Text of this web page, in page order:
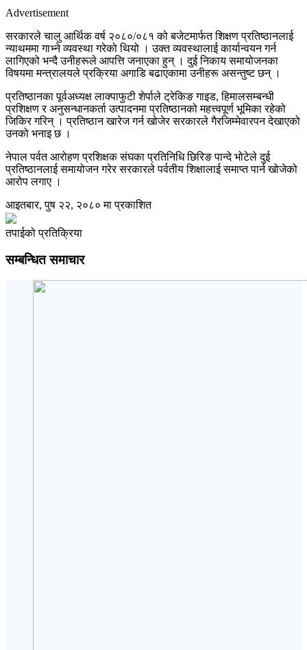
Advertisement
सरकारले चालु आर्थिक वर्ष २०८०/०८१ को बजेटमार्फत शिक्षण प्रतिष्ठानलाई
न्याथममा गाभ्ने व्यवस्था गरेको थियो । उक्त व्यवस्थालाई कार्यान्वयन गर्न
लागिएको भन्दै उनीहरूले आपत्ति जनाएका हुन् । दुई निकाय समायोजनका
विषयमा मन्त्रालयले प्रक्रिया अगाडि बढाएकामा उनीहरू असन्तुष्ट छन् ।
प्रतिष्ठानका पूर्वअध्यक्ष लाक्पाफुटी शेर्पाले ट्रेकिङ गाइड, हिमालसम्बन्धी
प्रशिक्षण र अनुसन्धानकर्ता उत्पादनमा प्रतिष्ठानको महत्त्वपूर्ण भूमिका रहेको
जिकिर गरिन् । प्रतिष्ठान खारेज गर्न खोजेर सरकारले गैरजिम्मेवारपन देखाएको
उनको भनाइ छ ।
नेपाल पर्वत आरोहण प्रशिक्षक संघका प्रतिनिधि छिरिङ पान्दे भोटेले दुई
प्रतिष्ठानलाई समायोजन गरेर सरकारले पर्वतीय शिक्षालाई समाप्त पार्न खोजेको
आरोप लगाए ।
आइतबार, पुष २२, २०८० मा प्रकाशित
तपाईको प्रतिक्रिया
सम्बन्धित समाचार